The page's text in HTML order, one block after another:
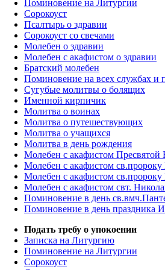
Поминовение на Литургии
Сорокоуст
Псалтырь о здравии
Сорокоуст со свечами
Молебен о здравии
Молебен с акафистом о здравии
Братский молебен
Поминовение на всех службах и
Сугубые молитвы о болящих
Именной кирпичик
Молитва о воинах
Молитва о путешествующих
Молитва о учащихся
Молитва в день рождения
Молебен с акафистом
Молебен с акафистом
Молебен с акафистом
Молебен с акафистом свт.
Поминовение в день
Поминовение в день праздника
Подать требу о упокоении
Записка на Литургию
Поминовение на Литургии
Сорокоуст